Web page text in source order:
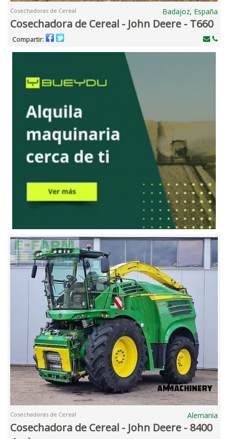
Cosechadoras de Cereal Badajoz, España
Cosechadora de Cereal - John Deere - T660
Compartir:
Cosechadoras de Cereal Alemania
Cosechadora de Cereal - John Deere - 8400